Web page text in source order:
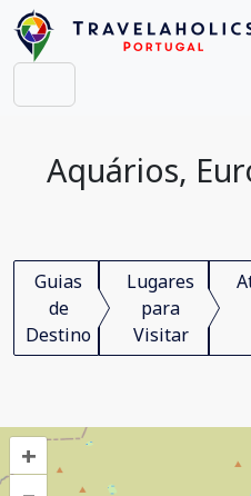
Aquários,
Guias
de
Destino
Lugares
para
Visitar
+